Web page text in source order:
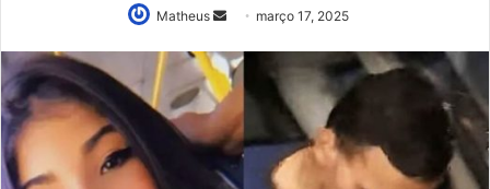
Matheus
Mande
e-
mail
março 17, 2025